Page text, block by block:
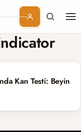
Kan Testi: Beyin